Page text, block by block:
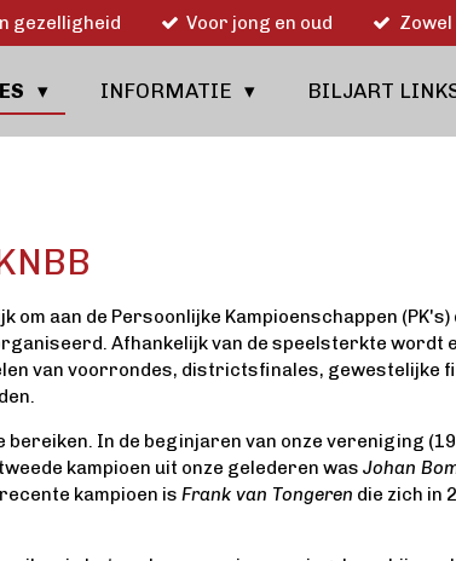
gezelligheid Voor jong en oud
INFORMATIE BILJART
aan de Persoonlijke Kampioenschappen (PK's)
Afhankelijk van de speelsterkte wordt
van voorrondes, districtsfinales, gewestelijke
In de beginjaren van onze vereniging
kampioen uit onze gelederen was Johan
kampioen is Frank van Tongeren die zich in